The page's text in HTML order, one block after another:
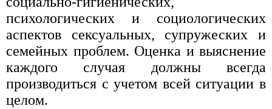
психологических и социологических
аспектов сексуальных, супружеских и
семейных проблем. Оценка и выяснение
каждого случая должны всегда
производиться с учетом всей ситуации в
целом.